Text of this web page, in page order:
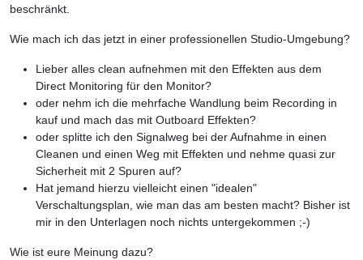
beschränkt.
Wie mach ich das jetzt in einer professionellen Studio-Umgebung?
Lieber alles clean aufnehmen mit den Effekten aus dem
Direct Monitoring für den Monitor?
oder nehm ich die mehrfache Wandlung beim Recording in
kauf und mach das mit Outboard Effekten?
oder splitte ich den Signalweg bei der Aufnahme in einen
Cleanen und einen Weg mit Effekten und nehme quasi zur
Sicherheit mit 2 Spuren auf?
Hat jemand hierzu vielleicht einen "idealen"
Verschaltungsplan, wie man das am besten macht? Bisher ist
mir in den Unterlagen noch nichts untergekommen ;-)
Wie ist eure Meinung dazu?